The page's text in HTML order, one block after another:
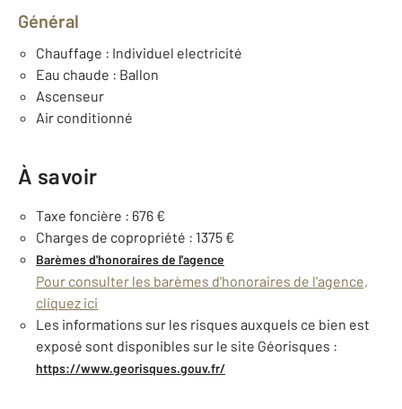
Général
Chauffage : Individuel electricité
Eau chaude : Ballon
Ascenseur
Air conditionné
À savoir
Taxe foncière : 676 €
Charges de copropriété : 1375 €
Barèmes d'honoraires de l'agence
Pour consulter les barèmes d'honoraires de l'agence,
cliquez ici
Les informations sur les risques auxquels ce bien est
exposé sont disponibles sur le site Géorisques :
https://www.georisques.gouv.fr/